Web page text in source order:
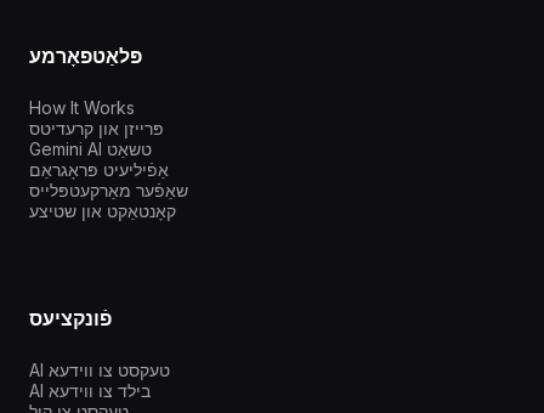
פּלאַטפאָרמע
How It Works
פּרייזן און קרעדיטס
Gemini AI טשאַט
אַפֿיליעיט פּראָגראַם
שאַפֿער מאַרקעטפּלייס
קאָנטאַקט און שטיצע
פֿונקציעס
AI טעקסט צו ווידעא
AI בילד צו ווידעא